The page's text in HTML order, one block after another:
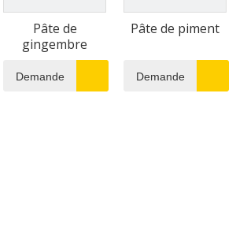
Pâte de
gingembre
Demande
Pâte de piment
Demande